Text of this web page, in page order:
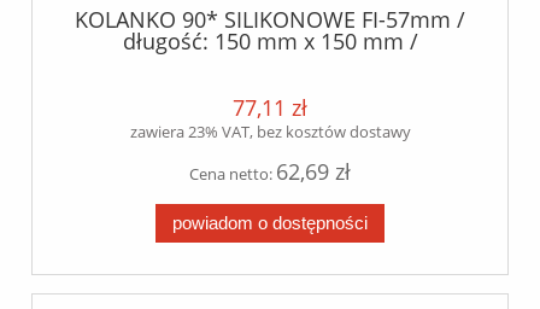
KOLANKO 90* SILIKONOWE FI-57mm /
długość: 150 mm x 150 mm /
77,11 zł
zawiera 23% VAT, bez kosztów dostawy
Cena netto: 62,69 zł
powiadom o dostępności